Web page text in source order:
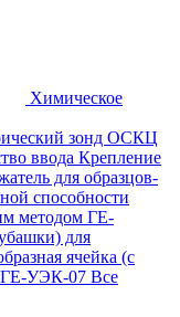
Химическое
зонд ОСКЦ
ввода Крепление
для образцов-
способности
методом ГЕ-
для
ячейка (с
ГЕ-УЭК-07 Все